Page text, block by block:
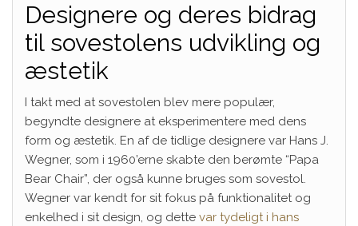
Designere og deres bidrag
til sovestolens udvikling og
æstetik
I takt med at sovestolen blev mere populær,
begyndte designere at eksperimentere med dens
form og æstetik. En af de tidlige designere var Hans J.
Wegner, som i 1960’erne skabte den berømte “Papa
Bear Chair”, der også kunne bruges som sovestol.
Wegner var kendt for sit fokus på funktionalitet og
enkelhed i sit design, og dette var tydeligt i hans